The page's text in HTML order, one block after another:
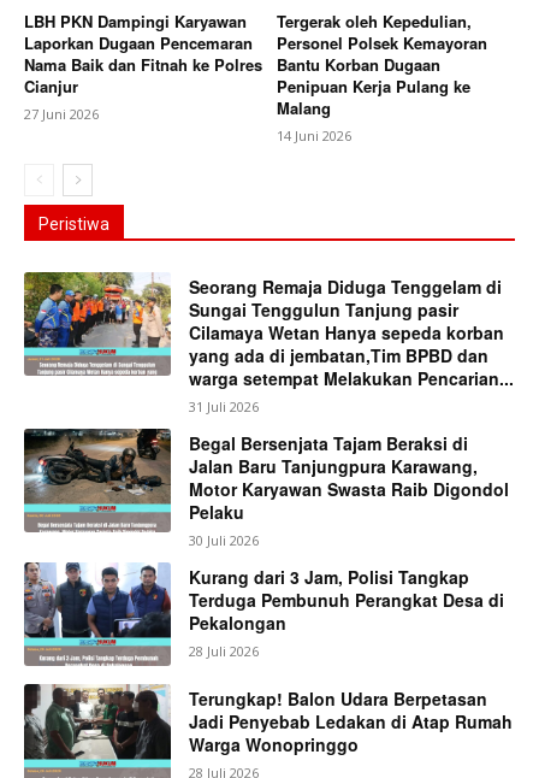
LBH PKN Dampingi Karyawan
Laporkan Dugaan Pencemaran
Nama Baik dan Fitnah ke Polres
Cianjur
27 Juni 2026
Tergerak oleh Kepedulian,
Personel Polsek Kemayoran
Bantu Korban Dugaan
Penipuan Kerja Pulang ke
Malang
14 Juni 2026
Peristiwa
Seorang Remaja Diduga Tenggelam di
Sungai Tenggulun Tanjung pasir
Cilamaya Wetan Hanya sepeda korban
yang ada di jembatan,Tim BPBD dan
warga setempat Melakukan Pencarian...
31 Juli 2026
Begal Bersenjata Tajam Beraksi di
Jalan Baru Tanjungpura Karawang,
Motor Karyawan Swasta Raib Digondol
Pelaku
30 Juli 2026
Kurang dari 3 Jam, Polisi Tangkap
Terduga Pembunuh Perangkat Desa di
Pekalongan
28 Juli 2026
Terungkap! Balon Udara Berpetasan
Jadi Penyebab Ledakan di Atap Rumah
Warga Wonopringgo
28 Juli 2026